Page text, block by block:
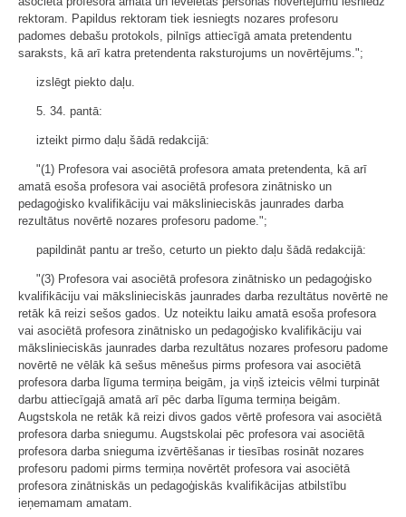
rektoram. Papildus rektoram tiek iesniegts nozares profesoru
padomes debašu protokols, pilnīgs attiecīgā amata pretendentu
saraksts, kā arī katra pretendenta raksturojums un novērtējums.";
izslēgt piekto daļu.
5. 34. pantā:
izteikt pirmo daļu šādā redakcijā:
"(1) Profesora vai asociētā profesora amata pretendenta, kā arī
amatā esoša profesora vai asociētā profesora zinātnisko un
pedagoģisko kvalifikāciju vai mākslinieciskās jaunrades darba
rezultātus novērtē nozares profesoru padome.";
papildināt pantu ar trešo, ceturto un piekto daļu šādā redakcijā:
"(3) Profesora vai asociētā profesora zinātnisko un pedagoģisko
kvalifikāciju vai mākslinieciskās jaunrades darba rezultātus novērtē ne
retāk kā reizi sešos gados. Uz noteiktu laiku amatā esoša profesora
vai asociētā profesora zinātnisko un pedagoģisko kvalifikāciju vai
mākslinieciskās jaunrades darba rezultātus nozares profesoru padome
novērtē ne vēlāk kā sešus mēnešus pirms profesora vai asociētā
profesora darba līguma termiņa beigām, ja viņš izteicis vēlmi turpināt
darbu attiecīgajā amatā arī pēc darba līguma termiņa beigām.
Augstskola ne retāk kā reizi divos gados vērtē profesora vai asociētā
profesora darba sniegumu. Augstskolai pēc profesora vai asociētā
profesora darba snieguma izvērtēšanas ir tiesības rosināt nozares
profesoru padomi pirms termiņa novērtēt profesora vai asociētā
profesora zinātniskās un pedagoģiskās kvalifikācijas atbilstību
ieņemamam amatam.